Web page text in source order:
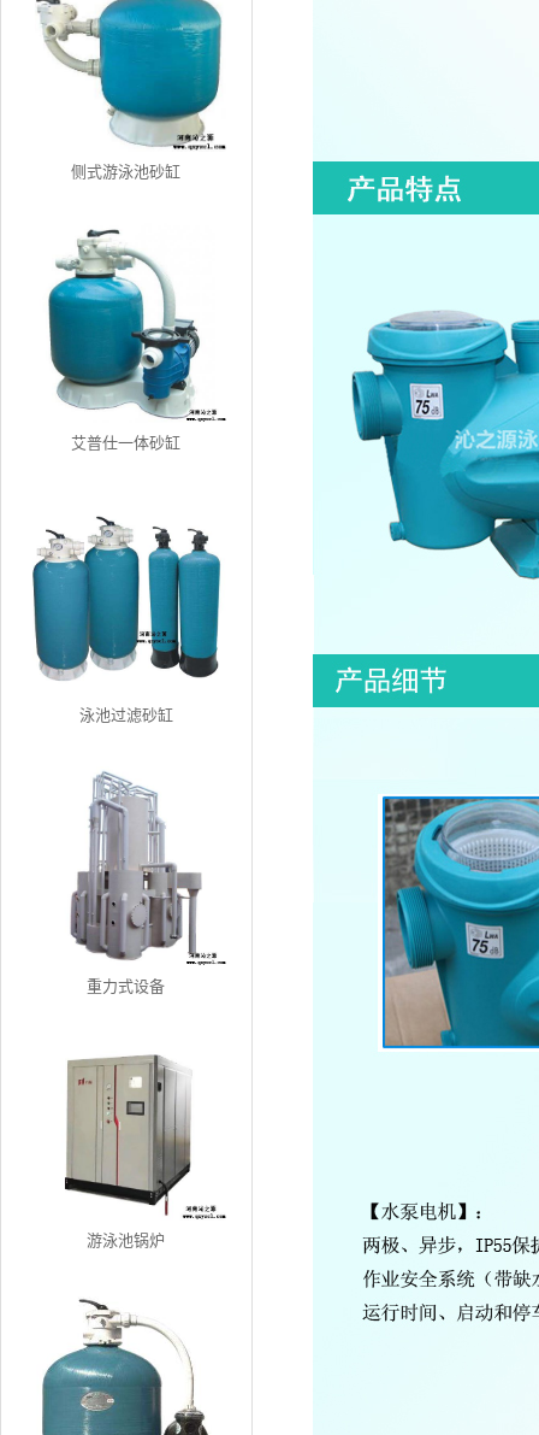
侧式游泳池砂缸
艾普仕一体砂缸
泳池过滤砂缸
重力式设备
游泳池锅炉